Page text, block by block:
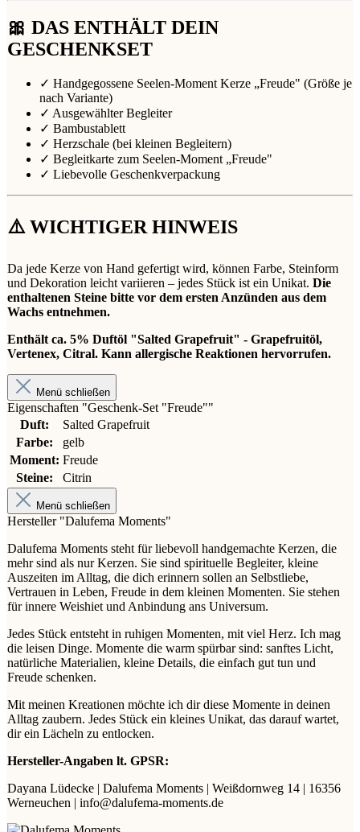
🎀 DAS ENTHÄLT DEIN
GESCHENKSET
✓ Handgegossene Seelen-Moment Kerze „Freude" (Größe je
nach Variante)
✓ Ausgewählter Begleiter
✓ Bambustablett
✓ Herzschale (bei kleinen Begleitern)
✓ Begleitkarte zum Seelen-Moment „Freude"
✓ Liebevolle Geschenkverpackung
⚠️ WICHTIGER HINWEIS
Da jede Kerze von Hand gefertigt wird, können Farbe, Steinform
und Dekoration leicht variieren – jedes Stück ist ein Unikat. Die
enthaltenen Steine bitte vor dem ersten Anzünden aus dem
Wachs entnehmen.
Enthält ca. 5% Duftöl "Salted Grapefruit" - Grapefruitöl,
Vertenex, Citral. Kann allergische Reaktionen hervorrufen.
Menü schließen
Eigenschaften "Geschenk-Set "Freude""
Duft:
Salted Grapefruit
Farbe:
gelb
Moment: Freude
Steine:
Citrin
Menü schließen
Hersteller "Dalufema Moments"
Dalufema Moments steht für liebevoll handgemachte Kerzen, die
mehr sind als nur Kerzen. Sie sind spirituelle Begleiter, kleine
Auszeiten im Alltag, die dich erinnern sollen an Selbstliebe,
Vertrauen in Leben, Freude in dem kleinen Momenten. Sie stehen
für innere Weishiet und Anbindung ans Universum.
Jedes Stück entsteht in ruhigen Momenten, mit viel Herz. Ich mag
die leisen Dinge. Momente die warm spürbar sind: sanftes Licht,
natürliche Materialien, kleine Details, die einfach gut tun und
Freude schenken.
Mit meinen Kreationen möchte ich dir diese Momente in deinen
Alltag zaubern. Jedes Stück ein kleines Unikat, das darauf wartet,
dir ein Lächeln zu entlocken.
Hersteller-Angaben lt. GPSR:
Dayana Lüdecke | Dalufema Moments | Weißdornweg 14 | 16356
Werneuchen | info@dalufema-moments.de